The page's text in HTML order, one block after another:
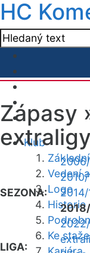
HC
Klub
Vedení
Logo
Historie
Ke
Zápasy
extraligy
SEZONA:
2010/
2014/
LIGA: